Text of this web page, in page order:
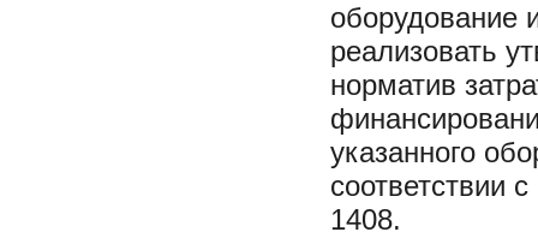
оборудование
реализовать
норматив
указанного
соответствии
1408.